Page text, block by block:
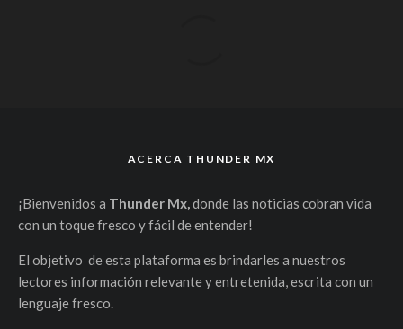
ACERCA THUNDER MX
¡Bienvenidos a Thunder Mx,donde las noticias cobran vida
con un toque fresco y fácil de entender!
El objetivo de esta plataforma es brindarles a nuestros
lectores información relevante y entretenida, escrita con un
lenguaje fresco.